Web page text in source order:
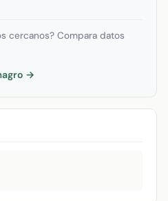
cercanos? Compara datos
→